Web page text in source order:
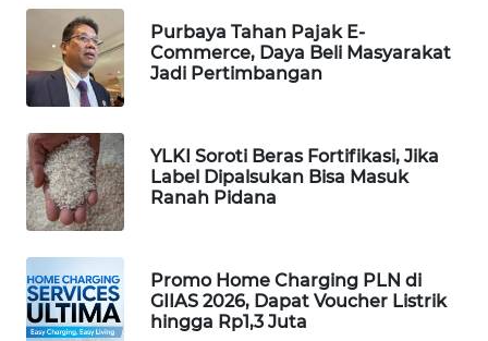
Purbaya Tahan Pajak E-
Commerce, Daya Beli Masyarakat
Jadi Pertimbangan
YLKI Soroti Beras Fortifikasi, Jika
Label Dipalsukan Bisa Masuk
Ranah Pidana
Promo Home Charging PLN di
GIIAS 2026, Dapat Voucher Listrik
hingga Rp1,3 Juta
NEWS
SIDIKALANG
NEWS
SIBARAGAS
NEWS
METRO
NEWS
METRO